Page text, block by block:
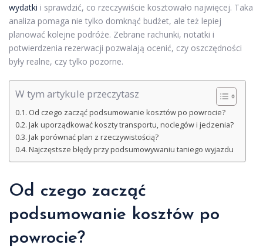
wydatki i sprawdzić, co rzeczywiście kosztowało najwięcej. Taka
analiza pomaga nie tylko domknąć budżet, ale też lepiej
planować kolejne podróże. Zebrane rachunki, notatki i
potwierdzenia rezerwacji pozwalają ocenić, czy oszczędności
były realne, czy tylko pozorne.
W tym artykule przeczytasz
Od czego zacząć podsumowanie kosztów po powrocie?
Jak uporządkować koszty transportu, noclegów i jedzenia?
Jak porównać plan z rzeczywistością?
Najczęstsze błędy przy podsumowywaniu taniego wyjazdu
Od czego zacząć
podsumowanie kosztów po
powrocie?